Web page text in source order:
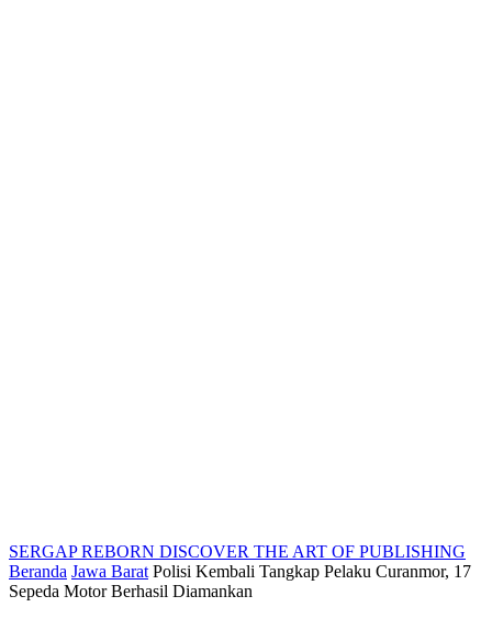
SERGAP REBORN DISCOVER THE ART OF PUBLISHING
Beranda Jawa Barat Polisi Kembali Tangkap Pelaku Curanmor, 17
Sepeda Motor Berhasil Diamankan